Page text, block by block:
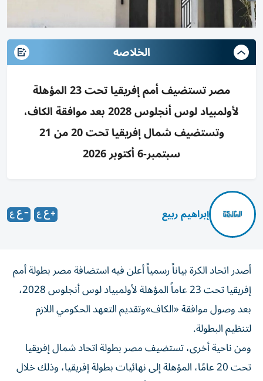
الخلاصه
مصر تستضيف أمم إفريقيا تحت 23 المؤهلة
لأولمبياد لوس أنجلوس 2028 بعد موافقة الكاف،
وتستضيف شمال إفريقيا تحت 20 من 21
سبتمبر-6 أكتوبر 2026
إبراهيم ربيع
أصدر اتحاد الكرة بياناً رسمياً أعلن فيه استضافة مصر بطولة أمم
إفريقيا تحت 23 عاماً المؤهلة لأولمبياد لوس أنجلوس 2028،
بعد وصول موافقة «الكاف»وتقديم التعهد الحكومي اللازم
لتنظيم البطولة.
ومن ناحية أخرى، تستضيف مصر بطولة اتحاد شمال إفريقيا
تحت 20 عامًا، المؤهلة إلى نهائيات بطولة إفريقيا، وذلك خلال